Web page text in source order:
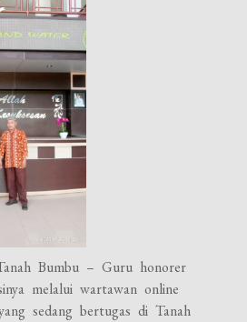
Bumbu – Guru honorer
melalui wartawan online
sedang bertugas di Tanah